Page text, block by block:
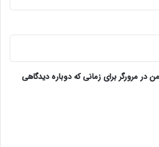
در مرورگر برای زمانی که دوباره دیدگاهی